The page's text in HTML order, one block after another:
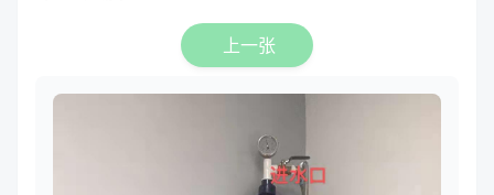
上一张